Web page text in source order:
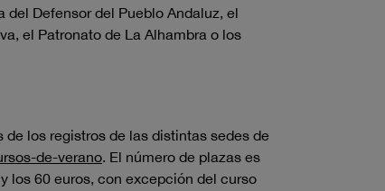
Defensor del Pueblo Andaluz, el
el Patronato de La Alhambra o los
los registros de las distintas sedes de
de-verano. El número de plazas es
los 60 euros, con excepción del curso